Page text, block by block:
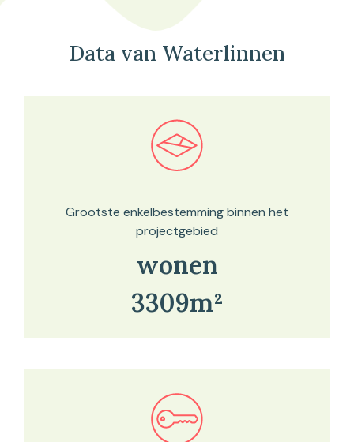
Data van Waterlinnen
Bekijk in onze kaartviewer
Grootste enkelbestemming binnen het
projectgebied
wonen
3309m²
Bekijk in onze kaartviewer